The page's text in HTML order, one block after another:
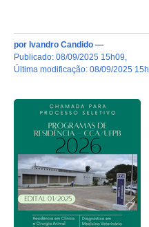
por Ivandro Candido —
publicado: 08/09/2025 15h09
última modificação: 08/09/2025